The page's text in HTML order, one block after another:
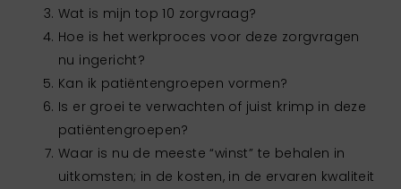
Wat is mijn top 10 zorgvraag?
Hoe is het werkproces voor deze zorgvragen
nu ingericht?
Kan ik patiëntengroepen vormen?
Is er groei te verwachten of juist krimp in deze
patiëntengroepen?
Waar is nu de meeste “winst” te behalen in
uitkomsten; in de kosten, in de ervaren kwaliteit